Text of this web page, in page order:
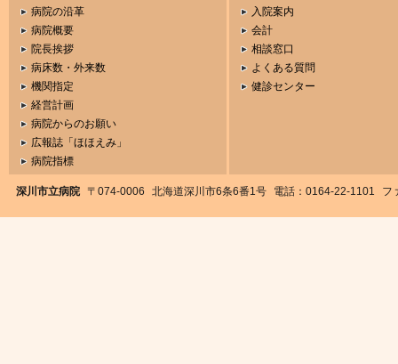
病院の沿革
病院概要
院長挨拶
病床数・外来数
機関指定
経営計画
病院からのお願い
広報誌「ほほえみ」
病院指標
入院案内
会計
相談窓口
よくある質問
健診センター
深川市立病院 〒074-0006 北海道深川市6条6番1号 電話：0164-22-1101 フ